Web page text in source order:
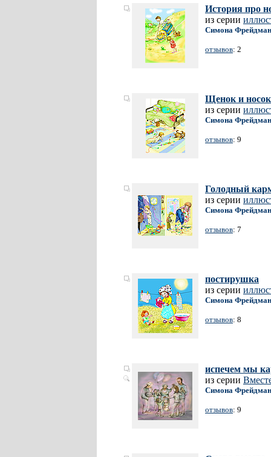
История про
из серии
Симона Фрейдман
отзывов: 2
Щенок и носок
из серии
Симона Фрейдман
отзывов: 9
Голодный
из серии
Симона Фрейдман
отзывов: 7
постирушка
из серии
Симона Фрейдман
отзывов: 8
испечем мы
из серии
Симона Фрейдман
отзывов: 9